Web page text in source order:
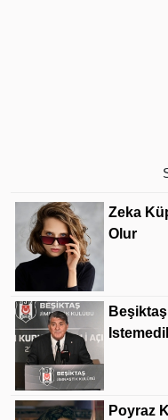
Zeka
Olur
Poyraz